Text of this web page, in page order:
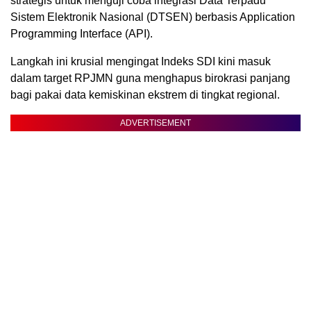
Sistem Elektronik Nasional (DTSEN) berbasis Application
Programming Interface (API).
Langkah ini krusial mengingat Indeks SDI kini masuk
dalam target RPJMN guna menghapus birokrasi panjang
bagi pakai data kemiskinan ekstrem di tingkat regional.
ADVERTISEMENT